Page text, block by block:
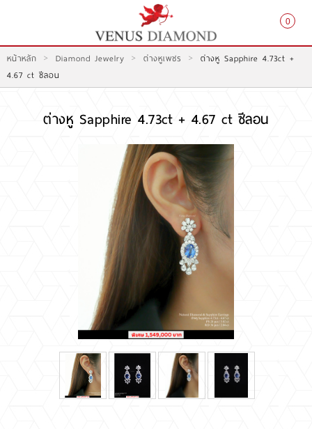
เข้าสู่ระบบ สมัครสมาชิก
สั่งเพชร GIA นำเข้า
RARE DIAMOND
0
หน้าหลัก > Diamond Jewelry > ต่างหูเพชร > ต่างหู Sapphire 4.73ct +
4.67 ct ซีลอน
ต่างหู Sapphire 4.73ct + 4.67 ct ซีลอน